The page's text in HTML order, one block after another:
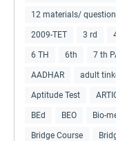
12 materials/
2009-TET 3 rd
6 TH 6th 7 th
AADHAR adult
Aptitude Test
BEd BEO Bio-
Bridge Course